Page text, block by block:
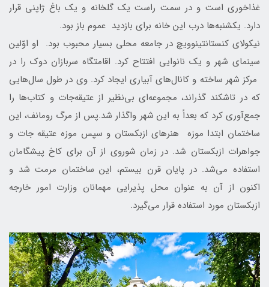
غذاخوری است و در سمت راست یک گلخانه و یک باغ ژاپنی قرار
دارد. یکشنبه‌ها درب این خانه برای بازدید عموم باز بود.
نیکولای کنستانتینوویچ در جامعه محلی بسیار محبوب بود. او اوّلین
سینمای شهر و یک نانوایی افتتاح کرد. اقامتگاه سربازان دوک را در
مرکز شهر ساخته و کانال‌های آبیاری ایجاد کرد. وی در طول سال‌هایی
که در تاشکند گذراند، مجموعه‌ای بی‌نظیر از عتیقه‌جات و کتاب‌ها را
جمع‌آوری کرد که بعداً به این شهر واگذار شد.پس از مرگ رومانف، این
ساختمان ابتدا موزه هنرهای ازبکستان و سپس موزه عتیقه جات و
جواهرات ازبکستان شد. در زمان شوروی از آن برای کاخ پیشگامان
استفاده می‌شد. در پایان قرن بیستم، این ساختمان مرمت شد و
اکنون از آن به عنوان محل پذیرایی مهمانان وزارت امور خارجه
ازبکستان مورد استفاده قرار می‌گیرد.